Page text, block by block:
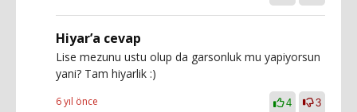
Hiyar’a cevap
Lise mezunu ustu olup da garsonluk mu yapiyorsun
yani? Tam hiyarlik :)
6 yıl önce 4 3